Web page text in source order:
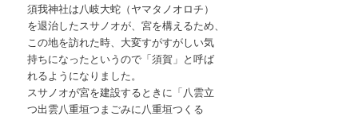
須我神社は八岐大蛇（ヤマタノオロチ）
を退治したスサノオが、宮を構えるため、
この地を訪れた時、大変すがすがしい気
持ちになったというので「須賀」と呼ば
れるようになりました。
スサノオが宮を建設するときに「八雲立
つ出雲八重垣つまごみに八重垣つくる